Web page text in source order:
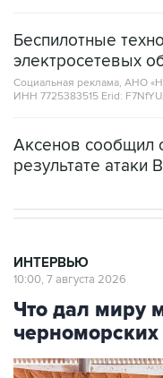
Беспилотные
электросетевых
Социальная реклама, АНО
ИНН 7725383515 Erid:
Аксенов сообщил
результате
ИНТЕРВЬЮ
10:00, 7 августа 2026
Что дал миру
черноморских